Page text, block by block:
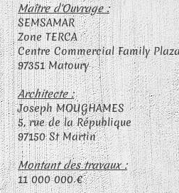
Maître d'Ouvrage :
SEMSAMAR
Zone TERCA
Centre Commercial Family
97351 Matoury
Architecte :
Joseph MOUGHAMES
5, rue de la République
97150 St Martin
Montant des travaux :
11 000 000 €